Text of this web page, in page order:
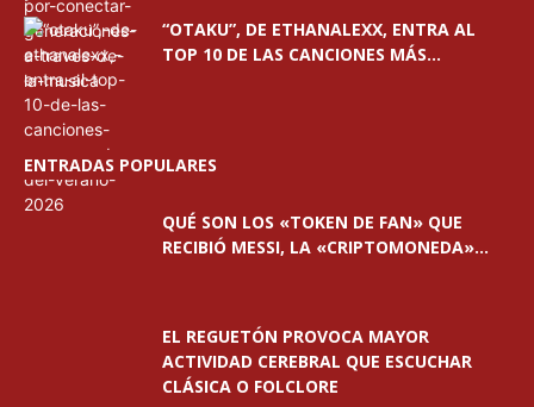
“OTAKU”, DE ETHANALEXX, ENTRA AL
TOP 10 DE LAS CANCIONES MÁS...
ENTRADAS POPULARES
QUÉ SON LOS «TOKEN DE FAN» QUE
RECIBIÓ MESSI, LA «CRIPTOMONEDA»...
EL REGUETÓN PROVOCA MAYOR
ACTIVIDAD CEREBRAL QUE ESCUCHAR
CLÁSICA O FOLCLORE